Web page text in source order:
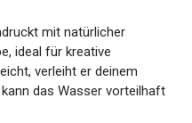
mit natürlicher
ideal für kreative
verleiht er deinem
das Wasser vorteilhaft